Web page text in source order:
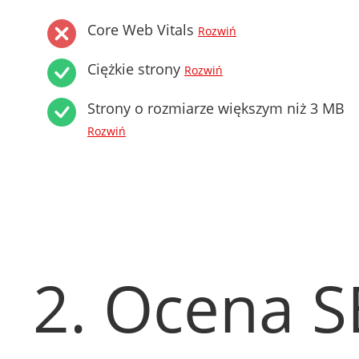
Core Web Vitals Rozwiń
Ciężkie strony Rozwiń
Strony o rozmiarze większym niż 3 MB
Rozwiń
2. Ocena